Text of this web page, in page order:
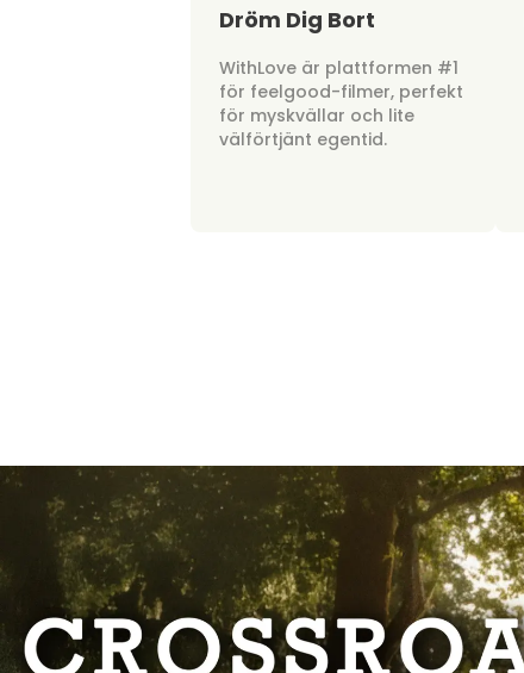
Dröm Dig Bort
WithLove är plattformen #1
för feelgood-filmer, perfekt
för myskvällar och lite
välförtjänt egentid.